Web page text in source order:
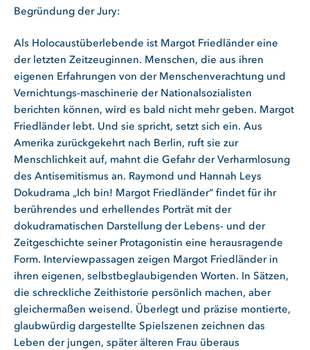
Begründung der Jury:
Als Holocaustüberlebende ist Margot Friedländer eine
der letzten Zeitzeuginnen. Menschen, die aus ihren
eigenen Erfahrungen von der Menschenverachtung und
Vernichtungs-maschinerie der Nationalsozialisten
berichten können, wird es bald nicht mehr geben. Margot
Friedländer lebt. Und sie spricht, setzt sich ein. Aus
Amerika zurückgekehrt nach Berlin, ruft sie zur
Menschlichkeit auf, mahnt die Gefahr der Verharmlosung
des Antisemitismus an. Raymond und Hannah Leys
Dokudrama „Ich bin! Margot Friedländer“ findet für ihr
berührendes und erhellendes Porträt mit der
dokudramatischen Darstellung der Lebens- und der
Zeitgeschichte seiner Protagonistin eine herausragende
Form. Interviewpassagen zeigen Margot Friedländer in
ihren eigenen, selbstbeglaubigenden Worten. In Sätzen,
die schreckliche Zeithistorie persönlich machen, aber
gleichermaßen weisend. Überlegt und präzise montierte,
glaubwürdig dargestellte Spielszenen zeichnen das
Leben der jungen, später älteren Frau überaus